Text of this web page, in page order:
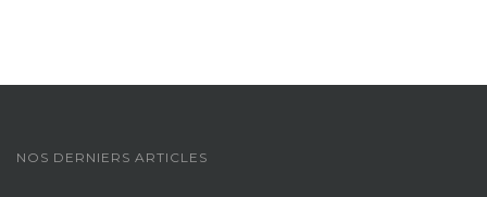
NOS DERNIERS ARTICLES